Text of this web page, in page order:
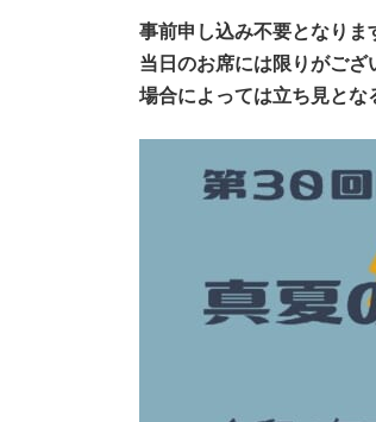
事前申し込み不要となりま
当日のお席には限りがござ
場合によっては立ち見とな